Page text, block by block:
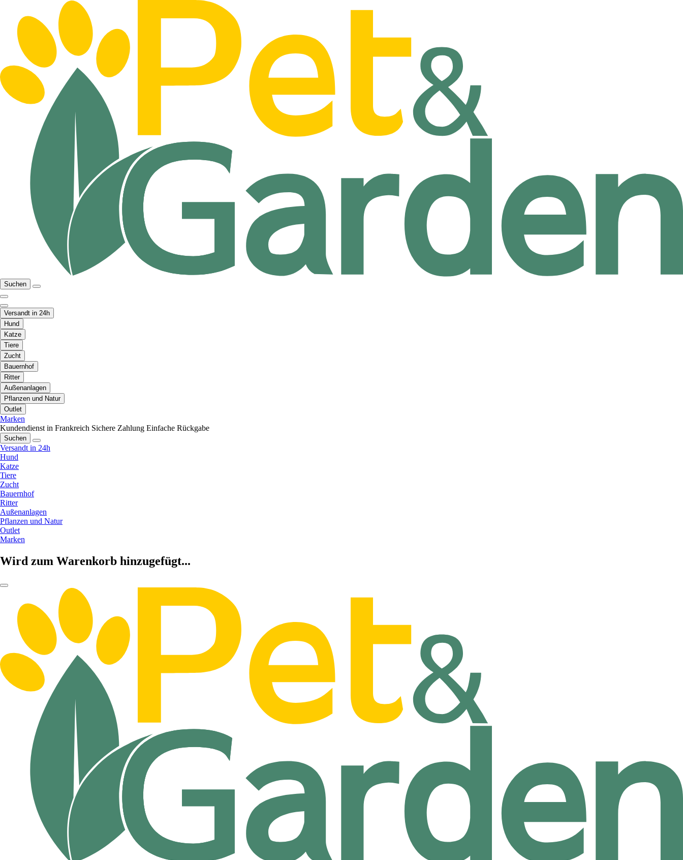
Suchen
Versandt in 24h
Hund
Katze
Tiere
Zucht
Bauernhof
Ritter
Außenanlagen
Pflanzen und Natur
Outlet
Marken
Kundendienst in Frankreich Sichere Zahlung Einfache Rückgabe
Suchen
Versandt in 24h
Hund
Katze
Tiere
Zucht
Bauernhof
Ritter
Außenanlagen
Pflanzen und Natur
Outlet
Marken
Wird zum Warenkorb hinzugefügt...